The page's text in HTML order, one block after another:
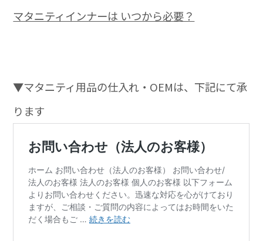
マタニティインナーは いつから必要？
▼マタニティ用品の仕入れ・OEMは、下記にて承
ります